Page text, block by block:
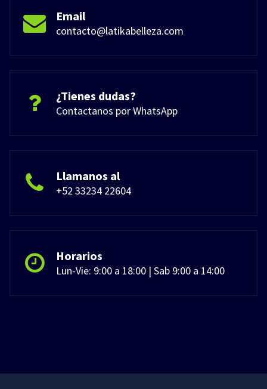
Email
contacto@latikabelleza.com
¿Tienes dudas?
Contactanos por WhatsApp
Llamanos al
+52 33234 22604
Horarios
Lun-Vie: 9:00 a 18:00 | Sab 9:00 a 14:00